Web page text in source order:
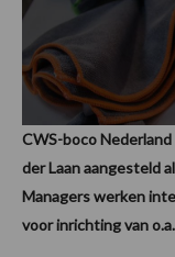
CWS-boco
der Laan aangesteld
Managers werken
voor inrichting van